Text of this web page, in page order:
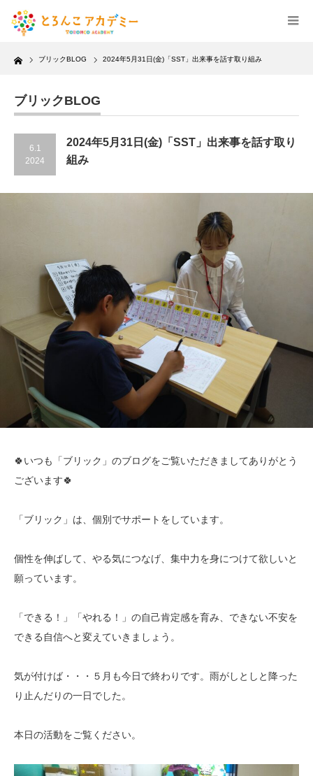
Home ブリックBLOG 2024年5月31日(金)「SST」出来事を話す取り組み
ブリックBLOG
6.1
2024
2024年5月31日(金)「SST」出来事を話す取り
組み
🍀いつも「ブリック」のブログをご覧いただきましてありがとう
ございます🍀
「ブリック」は、個別でサポートをしています。
個性を伸ばして、やる気につなげ、集中力を身につけて欲しいと
願っています。
「できる！」「やれる！」の自己肯定感を育み、できない不安を
できる自信へと変えていきましょう。
気が付けば・・・５月も今日で終わりです。雨がしとしと降った
り止んだりの一日でした。
本日の活動をご覧ください。